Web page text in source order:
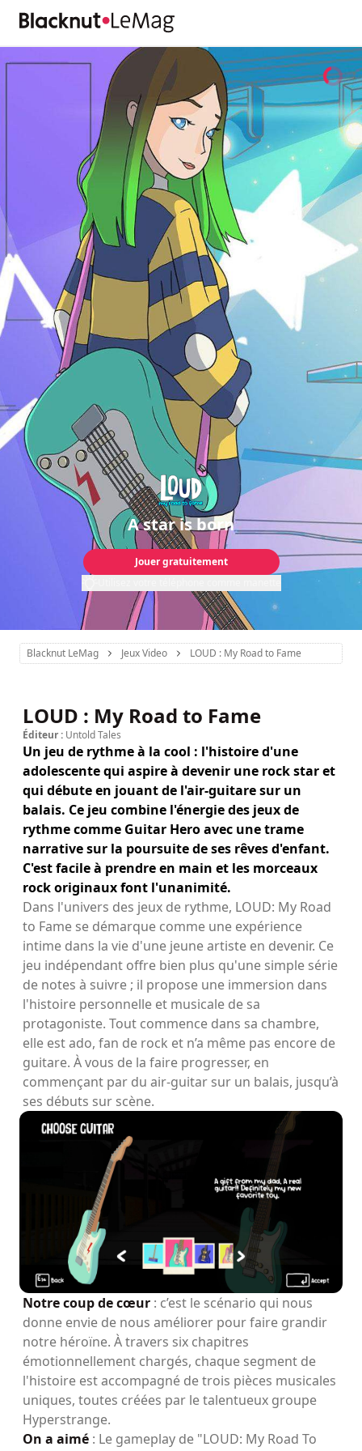
A star is born
Jouer gratuitement
Blacknut LeMag Jeux Video LOUD : My Road to Fame
LOUD : My Road to Fame
Éditeur : Untold Tales
Un jeu de rythme à la cool : l'histoire d'une
adolescente qui aspire à devenir une rock star et
qui débute en jouant de l'air-guitare sur un
balais. Ce jeu combine l'énergie des jeux de
rythme comme Guitar Hero avec une trame
narrative sur la poursuite de ses rêves d'enfant.
C'est facile à prendre en main et les morceaux
rock originaux font l'unanimité.
Dans l'univers des jeux de rythme, LOUD: My Road
to Fame se démarque comme une expérience
intime dans la vie d'une jeune artiste en devenir. Ce
jeu indépendant offre bien plus qu'une simple série
de notes à suivre ; il propose une immersion dans
l'histoire personnelle et musicale de sa
protagoniste. Tout commence dans sa chambre,
elle est ado, fan de rock et n’a même pas encore de
guitare. À vous de la faire progresser, en
commençant par du air-guitar sur un balais, jusqu’à
ses débuts sur scène.
Notre coup de cœur : c’est le scénario qui nous
donne envie de nous améliorer pour faire grandir
notre héroïne. À travers six chapitres
émotionnellement chargés, chaque segment de
l'histoire est accompagné de trois pièces musicales
uniques, toutes créées par le talentueux groupe
Hyperstrange.
On a aimé : Le gameplay de "LOUD: My Road To